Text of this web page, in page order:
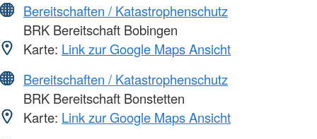
Bereitschaften / Katastrophenschutz
BRK Bereitschaft Bobingen
Karte: Link zur Google Maps Ansicht
Bereitschaften / Katastrophenschutz
BRK Bereitschaft Bonstetten
Karte: Link zur Google Maps Ansicht